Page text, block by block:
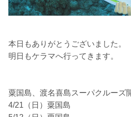
本日もありがとうございました。
明日もケラマへ行ってきます。
粟国島、渡名喜島スーパクルーズ
4/21（日）粟国島
上記承諾くだ
閉じる